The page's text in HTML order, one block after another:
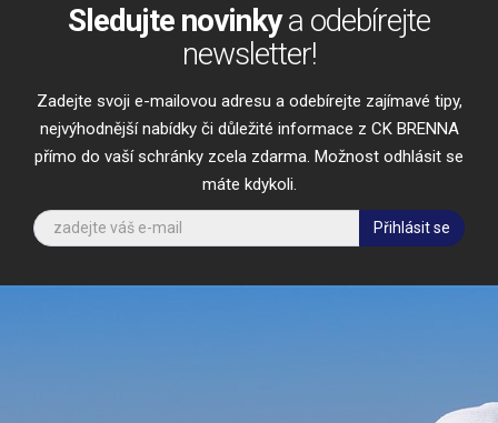
Sledujte novinkya odebírejte
newsletter!
Zadejte svoji e-mailovou adresu a odebírejte zajímavé tipy,
nejvýhodnější nabídky či důležité informace z CK BRENNA
přímo do vaší schránky zcela zdarma. Možnost odhlásit se
máte kdykoli.
Přihlásit se